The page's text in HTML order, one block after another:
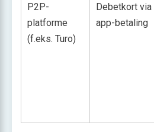
P2P-
platforme
(f.eks. Turo)
Debetkort via
app-betaling